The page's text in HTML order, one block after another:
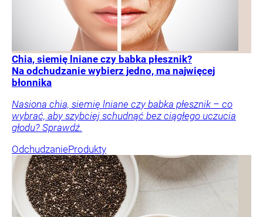
Chia, siemię lniane czy babka płesznik?
Na odchudzanie wybierz jedno, ma najwięcej
błonnika
Nasiona chia, siemię lniane czy babka płesznik – co
wybrać, aby szybciej schudnąć bez ciągłego uczucia
głodu? Sprawdź.
OdchudzanieProdukty